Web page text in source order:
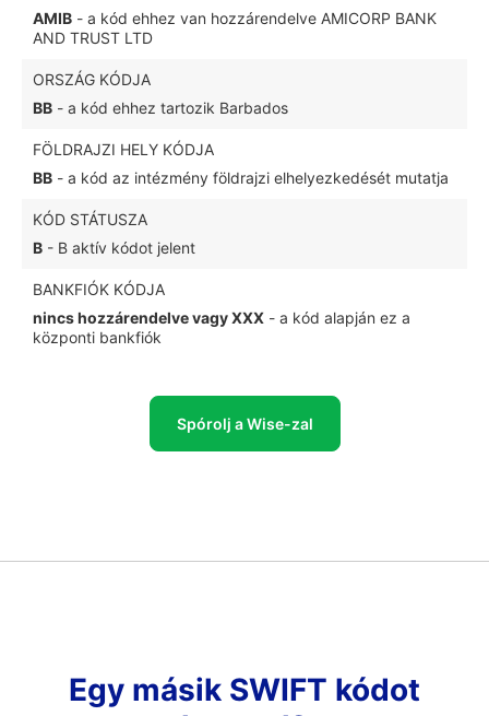
AMIB - a kód ehhez van hozzárendelve AMICORP BANK
AND TRUST LTD
ORSZÁG KÓDJA
BB - a kód ehhez tartozik Barbados
FÖLDRAJZI HELY KÓDJA
BB - a kód az intézmény földrajzi elhelyezkedését mutatja
KÓD STÁTUSZA
B - B aktív kódot jelent
BANKFIÓK KÓDJA
nincs hozzárendelve vagy XXX - a kód alapján ez a
központi bankfiók
Spórolj a Wise-zal
Egy másik SWIFT kódot